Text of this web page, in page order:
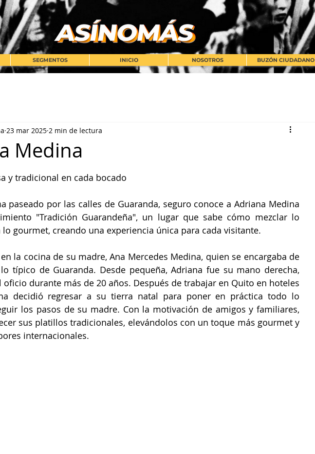
SEGMENTOS INICIO NOSOTROS BUZÓN CIUDADANO
Medina
23 mar 2025 2 min de lectura
5 estrellas.
y tradicional en cada bocado
paseado por las calles de Guaranda, seguro conoce a Adriana Medina
"Tradición Guarandeña", un lugar que sabe cómo mezclar lo
gourmet, creando una experiencia única para cada visitante.
la cocina de su madre, Ana Mercedes Medina, quien se encargaba de
típico de Guaranda. Desde pequeña, Adriana fue su mano derecha,
durante más de 20 años. Después de trabajar en Quito en hoteles
decidió regresar a su tierra natal para poner en práctica todo lo
los pasos de su madre. Con la motivación de amigos y familiares,
sus platillos tradicionales, elevándolos con un toque más gourmet y
internacionales.